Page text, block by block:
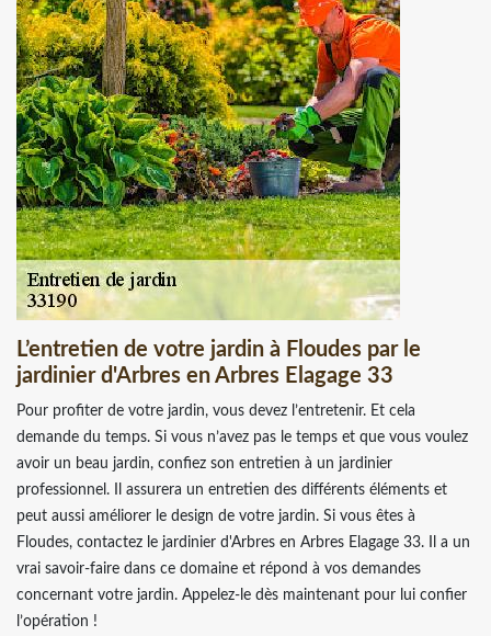
L’entretien de votre jardin à Floudes par le
jardinier d'Arbres en Arbres Elagage 33
Pour profiter de votre jardin, vous devez l’entretenir. Et cela
demande du temps. Si vous n’avez pas le temps et que vous voulez
avoir un beau jardin, confiez son entretien à un jardinier
professionnel. Il assurera un entretien des différents éléments et
peut aussi améliorer le design de votre jardin. Si vous êtes à
Floudes, contactez le jardinier d'Arbres en Arbres Elagage 33. Il a un
vrai savoir-faire dans ce domaine et répond à vos demandes
concernant votre jardin. Appelez-le dès maintenant pour lui confier
l’opération !